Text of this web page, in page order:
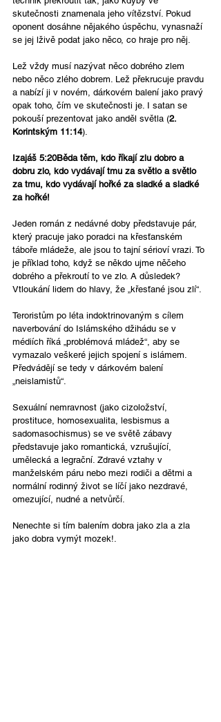
skutečnosti znamenala jeho vítězství. Pokud
oponent dosáhne nějakého úspěchu, vynasnaží
se jej lživě podat jako něco, co hraje pro něj.
Lež vždy musí nazývat něco dobrého zlem
nebo něco zlého dobrem. Lež překrucuje pravdu
a nabízí ji v novém, dárkovém balení jako pravý
opak toho, čím ve skutečnosti je. I satan se
pokouší prezentovat jako anděl světla (2.
Korintským 11:14).
Izajáš 5:20Běda těm, kdo říkají zlu dobro a
dobru zlo, kdo vydávají tmu za světlo a světlo
za tmu, kdo vydávají hořké za sladké a sladké
za hořké!
Jeden román z nedávné doby představuje pár,
který pracuje jako poradci na křesťanském
táboře mládeže, ale jsou to tajní sérioví vrazi. To
je příklad toho, když se někdo ujme něčeho
dobrého a překroutí to ve zlo. A důsledek?
Vtloukání lidem do hlavy, že „křesťané jsou zlí“.
Teroristům po léta indoktrinovaným s cílem
naverbování do Islámského džihádu se v
médiích říká „problémová mládež“, aby se
vymazalo veškeré jejich spojení s islámem.
Předvádějí se tedy v dárkovém balení
„neislamistů“.
Sexuální nemravnost (jako cizoložství,
prostituce, homosexualita, lesbismus a
sadomasochismus) se ve světě zábavy
představuje jako romantická, vzrušující,
umělecká a legrační. Zdravé vztahy v
manželském páru nebo mezi rodiči a dětmi a
normální rodinný život se líčí jako nezdravé,
omezující, nudné a netvůrčí.
Nenechte si tím balením dobra jako zla a zla
jako dobra vymýt mozek!.